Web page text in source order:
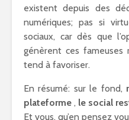
existent depuis des
numériques; pas si
sociaux, car dès que
génèrent ces fameuses
tend à favoriser.
En résumé: sur le fond,
plateforme , le social
Et vous, qu’en pensez